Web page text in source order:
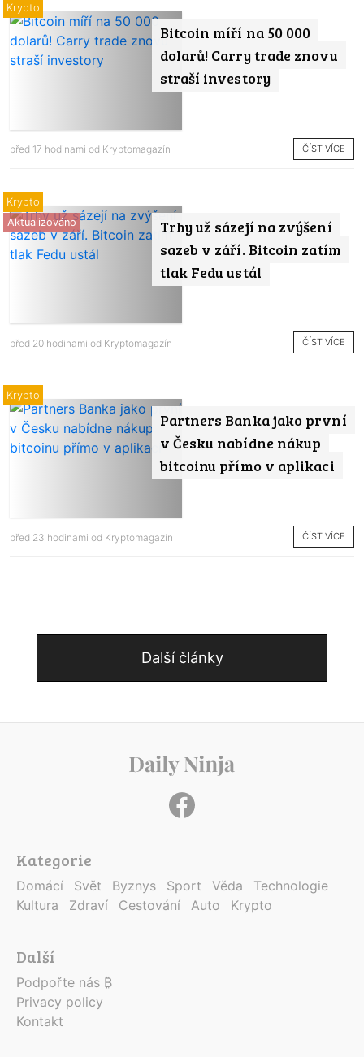
Bitcoin míří na 50 000
dolarů! Carry trade znovu
straší investory
Krypto
před 17 hodinami od Kryptomagazín ČÍST VÍCE
Trhy už sázejí na zvýšení
sazeb v září. Bitcoin zatím
tlak Fedu ustál
Aktualizováno
Krypto
před 20 hodinami od Kryptomagazín ČÍST VÍCE
Partners Banka jako první
v Česku nabídne nákup
bitcoinu přímo v aplikaci
Krypto
před 23 hodinami od Kryptomagazín ČÍST VÍCE
Další články
Kategorie
Domácí Svět Byznys Sport Věda
Technologie
Kultura
Zdraví Cestování Auto Krypto
Další
Podpořte nás ₿
Privacy policy
Kontakt